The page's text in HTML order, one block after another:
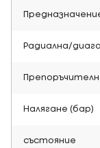
Радиална/
Налягане (бар)
състояние